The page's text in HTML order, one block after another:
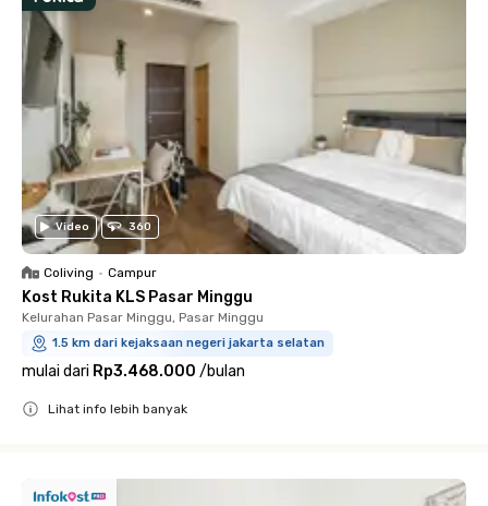
Video 360
Coliving • Campur
Kost Rukita KLS Pasar Minggu
Kelurahan Pasar Minggu, Pasar Minggu
1.5 km dari kejaksaan negeri jakarta selatan
mulai dari Rp3.468.000 /bulan
Lihat info lebih banyak